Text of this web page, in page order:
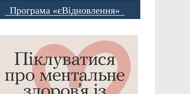
Програма «єВідновлення»